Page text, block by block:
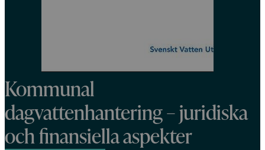
Kommunal
dagvattenhantering – juridiska
och finansiella aspekter